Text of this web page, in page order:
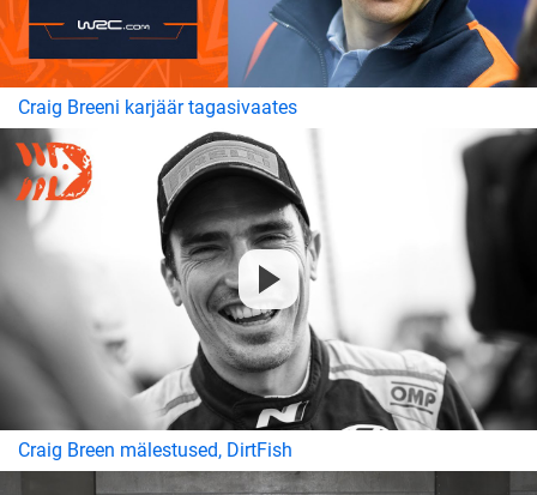
Craig Breeni karjäär tagasivaates
Craig Breen mälestused, DirtFish